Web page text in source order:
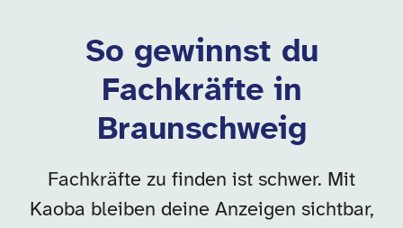
So gewinnst du
Fachkräfte in
Braunschweig
Fachkräfte zu finden ist schwer. Mit
Kaoba bleiben deine Anzeigen sichtbar,